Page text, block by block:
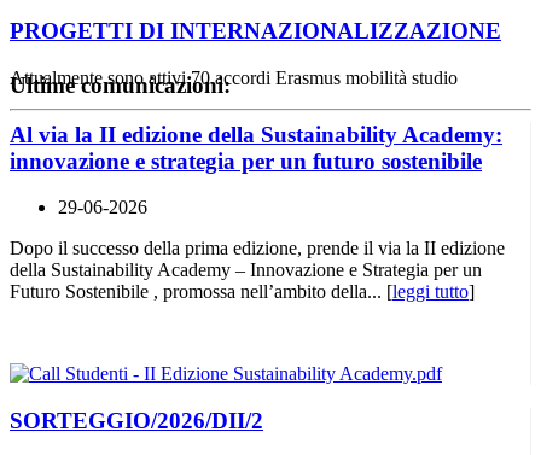
PROGETTI DI INTERNAZIONALIZZAZIONE
Attualmente sono attivi 70 accordi Erasmus mobilità studio
Ultime comunicazioni:
Al via la II edizione della Sustainability Academy:
innovazione e strategia per un futuro sostenibile
29-06-2026
Dopo il successo della prima edizione, prende il via la II edizione
della Sustainability Academy – Innovazione e Strategia per un
Futuro Sostenibile , promossa nell’ambito della... [leggi tutto]
SORTEGGIO/2026/DII/2